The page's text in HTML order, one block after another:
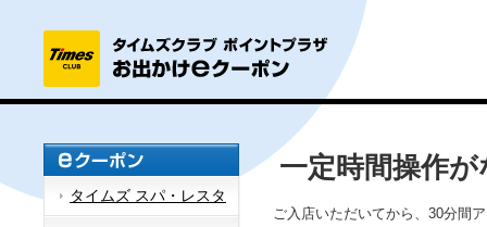
タイムズ スパ・レスタ
一定時間操作
ご入店いただいてから、30分間